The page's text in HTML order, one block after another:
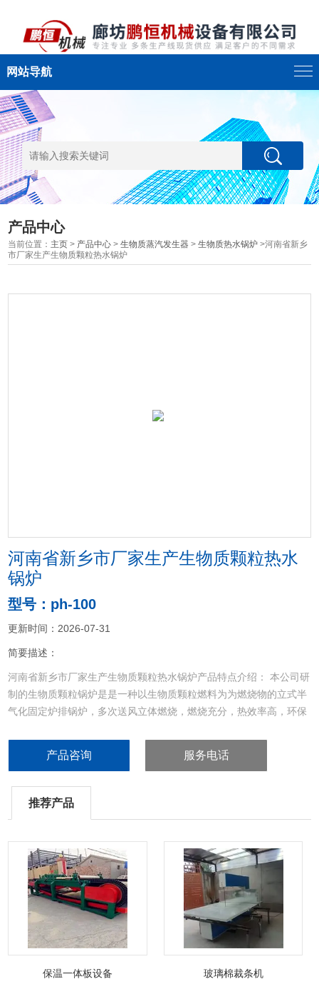
网站导航
产品中心
当前位置： 主页 > 产品中心 >生物质蒸汽发生器 >生物质热水锅炉 >河南省新乡
市厂家生产生物质颗粒热水锅炉
河南省新乡市厂家生产生物质颗粒热水
锅炉
型号：ph-100
更新时间：2026-07-31
简要描述：
河南省新乡市厂家生产生物质颗粒热水锅炉产品特点介绍： 本公司研
制的生物质颗粒锅炉是是一种以生物质颗粒燃料为为燃烧物的立式半
气化固定炉排锅炉，多次送风立体燃烧，燃烧充分，热效率高，环保
产品咨询 服务电话
推荐产品
保温一体板设备 玻璃棉裁条机